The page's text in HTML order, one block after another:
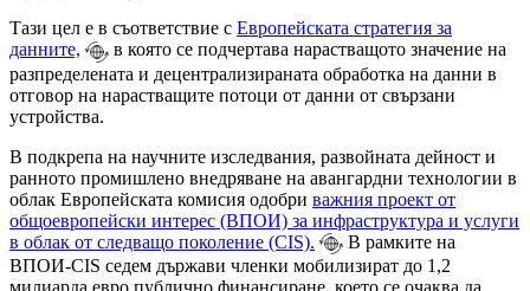
Тази цел е в съответствие с Европейската стратегия за
данните,
в която се подчертава нарастващото значение на
разпределената и децентрализираната обработка на данни в
отговор на нарастващите потоци от данни от свързани
устройства.
В подкрепа на научните изследвания, развойната дейност и
ранното промишлено внедряване на авангардни технологии в
облак Европейската комисия одобри важния проект от
общоевропейски интерес (ВПОИ) за инфраструктура и услуги
в облак от следващо поколение (CIS).
В рамките на
ВПОИ-CIS седем държави членки мобилизират до 1,2
милиарда евро публично финансиране, което се очаква да